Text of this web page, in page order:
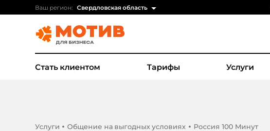
Ваш регион: Свердловская область
Стать клиентом Тарифы Услуги
Услуги Общение на выгодных условиях Россия 100 Минут